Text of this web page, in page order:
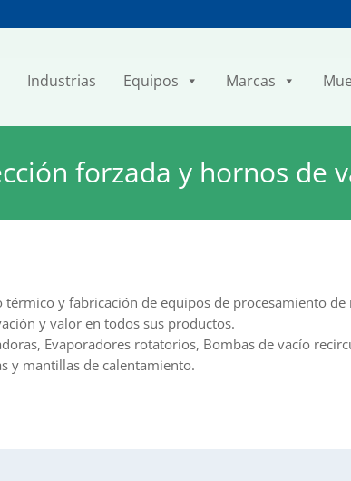
Industrias Equipos Marcas
forzada y hornos de
y fabricación de equipos de procesamiento
y valor en todos sus productos.
Evaporadores rotatorios, Bombas de vacío
y mantillas de calentamiento.